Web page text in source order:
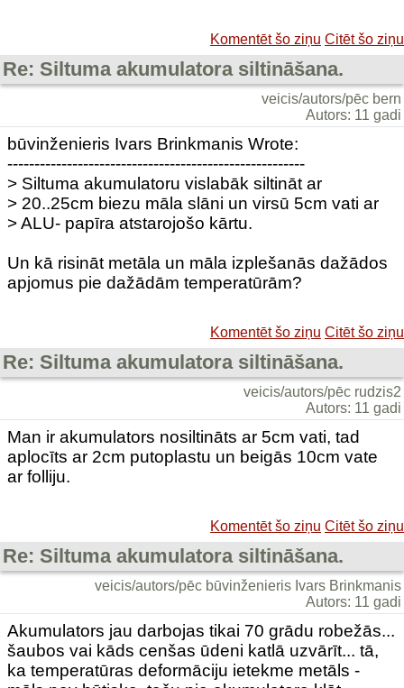
Komentēt šo ziņu Citēt šo ziņu
Re: Siltuma akumulatora siltināšana.
veicis/autors/pēc bern
Autors: 11 gadi
būvinženieris Ivars Brinkmanis Wrote:
-------------------------------------------------------
> Siltuma akumulatoru vislabāk siltināt ar
> 20..25cm biezu māla slāni un virsū 5cm vati ar
> ALU- papīra atstarojošo kārtu.
Un kā risināt metāla un māla izplešanās dažādos
apjomus pie dažādām temperatūrām?
Komentēt šo ziņu Citēt šo ziņu
Re: Siltuma akumulatora siltināšana.
veicis/autors/pēc rudzis2
Autors: 11 gadi
Man ir akumulators nosiltināts ar 5cm vati, tad
aplocīts ar 2cm putoplastu un beigās 10cm vate
ar folliju.
Komentēt šo ziņu Citēt šo ziņu
Re: Siltuma akumulatora siltināšana.
veicis/autors/pēc būvinženieris Ivars Brinkmanis
Autors: 11 gadi
Akumulators jau darbojas tikai 70 grādu robežās...
šaubos vai kāds cenšas ūdeni katlā uzvārīt... tā,
ka temperatūras deformāciju ietekme metāls -